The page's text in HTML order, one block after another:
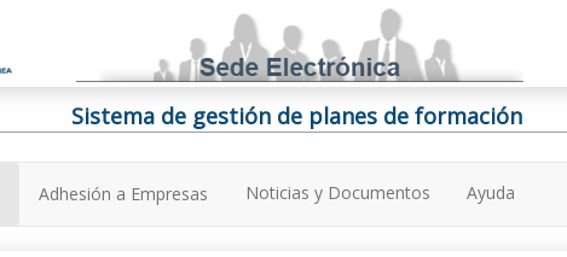
Sistema de gestión de planes de formación
Adhesión a Empresas Noticias y Documentos Ayuda